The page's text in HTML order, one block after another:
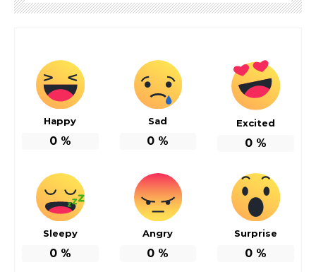
Happy
0%
Sad
0 %
Excited
0 %
Sleepy
0%
Angry
0 %
Surprise
0 %